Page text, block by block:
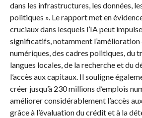
dans les infrastructures, les données,
politiques ». Le rapport met en
cruciaux dans lesquels l’IA peut
significatifs, notamment
numériques, des cadres politiques, du
langues locales, de la recherche et du
l’accès aux capitaux. Il souligne
créer jusqu’à 230 millions d’emplois
améliorer considérablement l’accès
grâce à l’évaluation du crédit et à la